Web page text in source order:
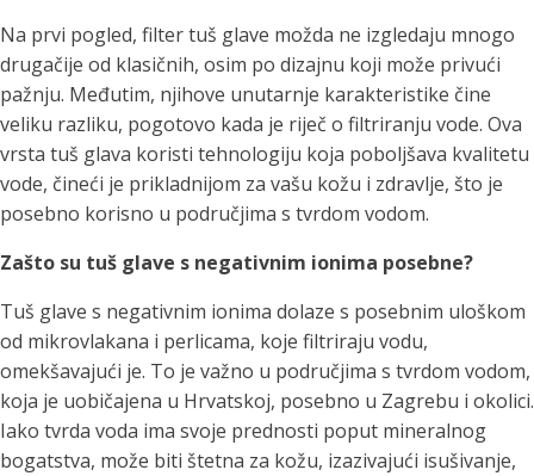
Na prvi pogled, filter tuš glave možda ne izgledaju mnogo
drugačije od klasičnih, osim po dizajnu koji može privući
pažnju. Međutim, njihove unutarnje karakteristike čine
veliku razliku, pogotovo kada je riječ o filtriranju vode. Ova
vrsta tuš glava koristi tehnologiju koja poboljšava kvalitetu
vode, čineći je prikladnijom za vašu kožu i zdravlje, što je
posebno korisno u područjima s tvrdom vodom.
Zašto su tuš glave s negativnim ionima posebne?
Tuš glave s negativnim ionima dolaze s posebnim uloškom
od mikrovlakana i perlicama, koje filtriraju vodu,
omekšavajući je. To je važno u područjima s tvrdom vodom,
koja je uobičajena u Hrvatskoj, posebno u Zagrebu i okolici.
Iako tvrda voda ima svoje prednosti poput mineralnog
bogatstva, može biti štetna za kožu, izazivajući isušivanje,